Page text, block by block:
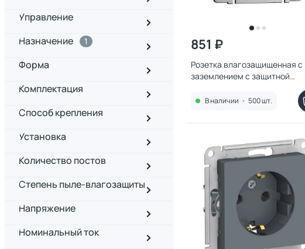
Управление
Назначение
1
Форма
Комплектация
Способ крепления
Установка
Количество постов
Степень пыле-влагозащиты
Напряжение
Номинальный ток
851 ₽
Розетка влагозащищенная с
заземлением с защитной
крышкой и шторками (белая)
Werkel W1171201
В наличии • 500 шт.